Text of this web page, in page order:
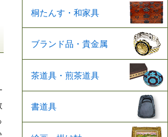
桐たんす・和家具
ブランド品・貴金属
茶道具・煎茶道具
書道具